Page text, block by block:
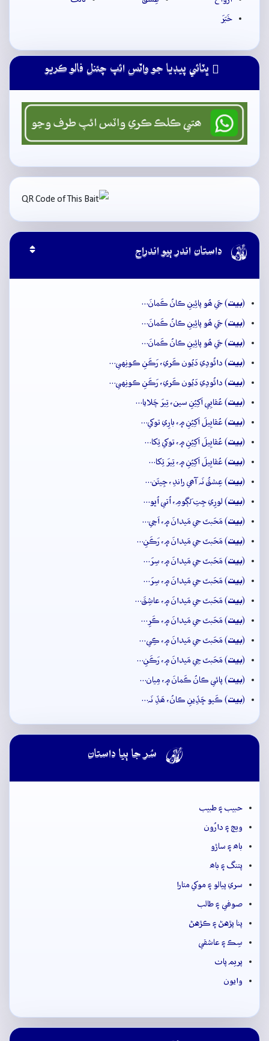
خَبَرَ
ڀٽائي پيڊيا جو واٽس ائپ چئنل فالو ڪريو
 داستان اندر ٻيو اندراج
(بيت) جَي ھُو پائِينِ ڪانُ ڪَمانَ…
(بيت) جَي ھُو پائِينِ ڪانُ ڪَمانَ…
(بيت) جَي ھُو پائِينِ ڪانُ ڪَمانَ…
(بيت) دائُودِي دَيُون ڪَري، رَڪَنِ ڪونِهي…
(بيت) دائُودِي دَيُون ڪَري، رَڪَنِ ڪونِهي…
(بيت) عُقابِي اَکِيُنِ سين، تِيرَ چَلايا…
(بيت) عُقابِيلَ اَکِيُنِ ۾، بارِي توکي…
(بيت) عُقابِيلَ اَکِيُنِ ۾، توکي تِکا…
(بيت) عُقابِيلَ اَکِيُنِ ۾، تِيرَ تِکا…
(بيت) عِشقُ نَہ آھي راندِ، جِيئَن…
(بيت) لورِي جِتِ لَڳومِ، اُتي اُڀو…
(بيت) مَحَبتَ جي مَيدانَ ۾، اَچي…
(بيت) مَحَبتَ جي مَيدانَ ۾، رَڪَنِ…
(بيت) مَحَبتَ جي مَيدانَ ۾، سِرَ…
(بيت) مَحَبتَ جي مَيدانَ ۾، سِرَ…
(بيت) مَحَبتَ جي مَيدانَ ۾، عاشِقَ…
(بيت) مَحَبتَ جي مَيدانَ ۾، ڪَرِ…
(بيت) مَحَبتَ جي مَيدانَ ۾، ڪِي…
(بيت) مَحَبتَ جِي مَيدانَ ۾، رَڪَنِ…
(بيت) پائي ڪانُ ڪَمانَ ۾، مِيان…
(بيت) ڪَيو ڇَڏِينِ ڪانُ، ھَڏِ نَہ…
 سُر جا ٻيا داستان
حبيب ۽ طبيب
ويڄ ۽ دارُون
باھ ۽ ساڙو
پتنگ ۽ باھ
سري پيالو ۽ موکي متارا
صوفي ۽ طالب
پنا پڙهڻ ۽ ڪڙهڻ
سِڪ ۽ عاشقي
پريم پاٺ
وايون